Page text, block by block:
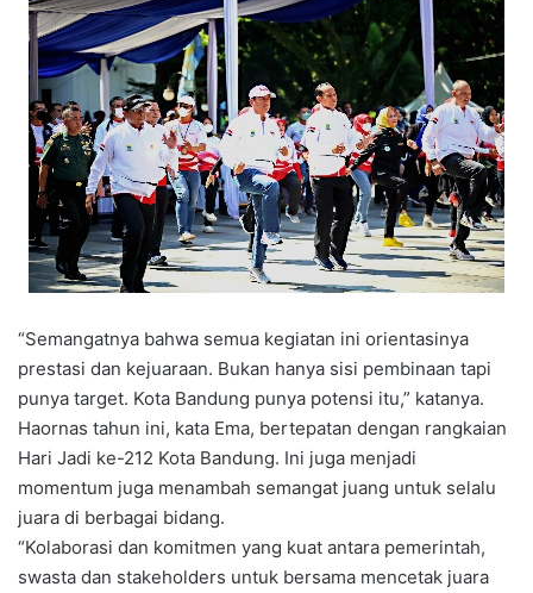
“Semangatnya bahwa semua kegiatan ini orientasinya
prestasi dan kejuaraan. Bukan hanya sisi pembinaan tapi
punya target. Kota Bandung punya potensi itu,” katanya.
Haornas tahun ini, kata Ema, bertepatan dengan rangkaian
Hari Jadi ke-212 Kota Bandung. Ini juga menjadi
momentum juga menambah semangat juang untuk selalu
juara di berbagai bidang.
“Kolaborasi dan komitmen yang kuat antara pemerintah,
swasta dan stakeholders untuk bersama mencetak juara